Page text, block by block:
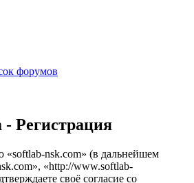
форумов
- Регистрация
«softlab-nsk.com» (в дальнейшем
«http://www.softlab-
своё согласие со